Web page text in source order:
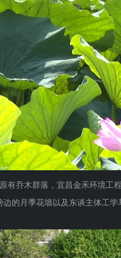
乔木群落，宜昌金禾环境工
的月季花墙以及东谈主体工